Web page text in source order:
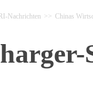
Nachrichten >> Chinas